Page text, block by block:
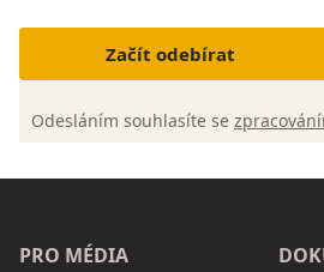
Začít odebírat
Odesláním souhlasíte se
PRO MÉDIA